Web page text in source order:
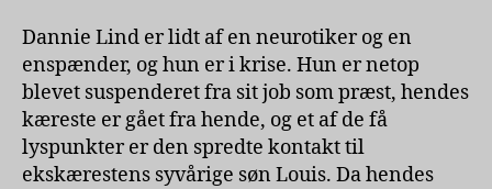
Dannie Lind er lidt af en neurotiker og en
enspænder, og hun er i krise. Hun er netop
blevet suspenderet fra sit job som præst, hendes
kæreste er gået fra hende, og et af de få
lyspunkter er den spredte kontakt til
ekskærestens syvårige søn Louis. Da hendes